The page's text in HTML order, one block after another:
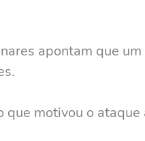
apontam que
que motivou o ataque